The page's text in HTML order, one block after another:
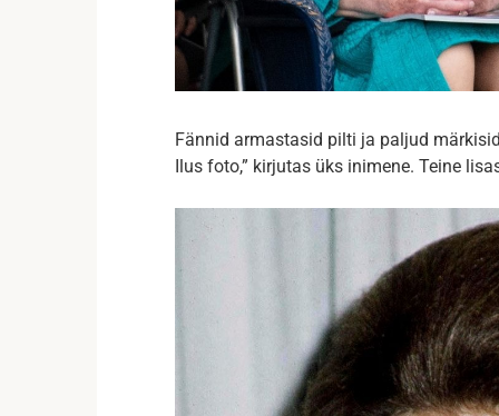
Fännid armastasid pilti ja paljud
Ilus foto,” kirjutas üks inimene. Teine